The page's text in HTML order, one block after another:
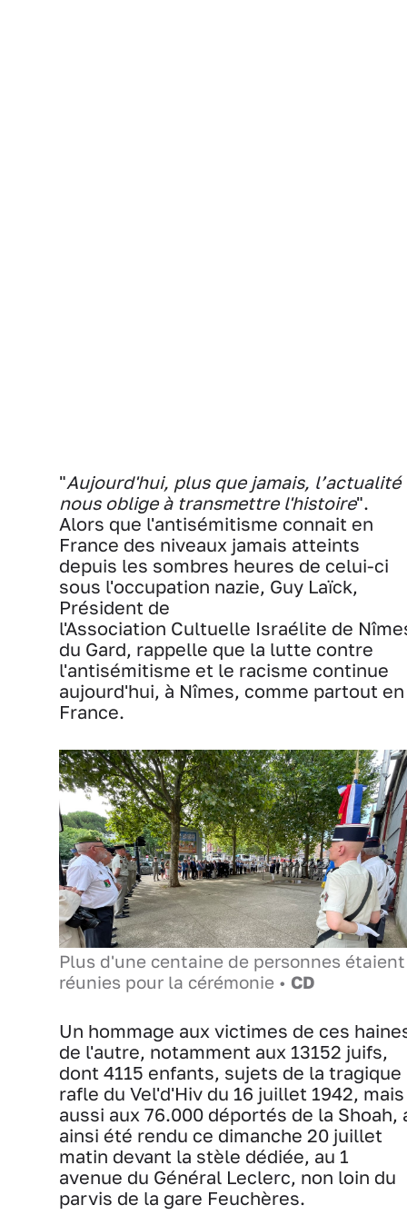
"Aujourd'hui, plus que jamais, l’actualité
nous oblige à transmettre l'histoire".
Alors que l'antisémitisme connait en
France des niveaux jamais atteints
depuis les sombres heures de celui-ci
sous l'occupation nazie, Guy Laïck,
Président de
l'Association Cultuelle Israélite de
du Gard, rappelle que la lutte contre
l'antisémitisme et le racisme continue
aujourd'hui, à Nîmes, comme partout en
France.
Plus d'une centaine de personnes étaient
réunies pour la cérémonie • CD
Un hommage aux victimes de ces
de l'autre, notamment aux 13152 juifs,
dont 4115 enfants, sujets de la tragique
rafle du Vel'd'Hiv du 16 juillet 1942, mais
aussi aux 76.000 déportés de la Shoah,
ainsi été rendu ce dimanche 20 juillet
matin devant la stèle dédiée, au 1
avenue du Général Leclerc, non loin du
parvis de la gare Feuchères.